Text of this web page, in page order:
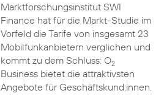
Marktforschungsinstitut SWI
Finance hat für die Markt-Studie im
Vorfeld die Tarife von insgesamt 23
Mobilfunkanbietern verglichen und
kommt zu dem Schluss: O2
Business bietet die attraktivsten
Angebote für Geschäftskund:innen.